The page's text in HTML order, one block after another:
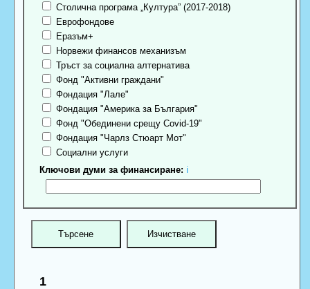
Столична програма „Култура” (2017-2018)
Еврофондове
Еразъм+
Норвежи финансов механизъм
Тръст за социална алтернатива
Фонд "Активни граждани"
Фондация "Лале"
Фондация "Америка за България"
Фонд "Обединени срещу Covid-19"
Фондация "Чарлз Стюарт Мот"
Социални услуги
Ключови думи за финансиране: ℹ
1